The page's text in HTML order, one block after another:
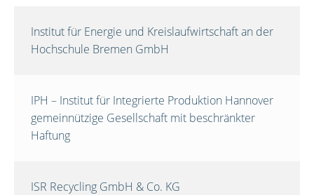
Institut für Energie und Kreislaufwirtschaft an der
Hochschule Bremen GmbH
IPH – Institut für Integrierte Produktion Hannover
gemeinnützige Gesellschaft mit beschränkter
Haftung
ISR Recycling GmbH & Co. KG